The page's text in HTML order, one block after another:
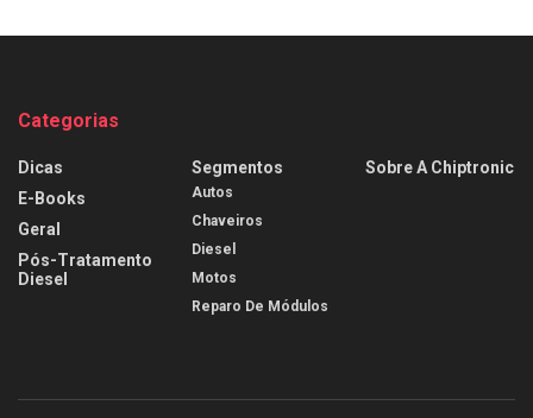
Categorias
Dicas
E-Books
Geral
Pós-Tratamento
Diesel
Segmentos
Autos
Chaveiros
Diesel
Motos
Reparo De Módulos
Sobre A Chiptronic